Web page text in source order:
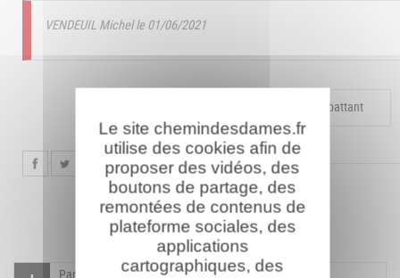
VENDEUIL Michel le 01/06/2021
Compléter la fiche pour ce combattant
Participer à l'indexation du Mémorial virtuel
Le site chemindesdames.fr
utilise des cookies afin de
proposer des vidéos, des
boutons de partage, des
remontées de contenus de
plateforme sociales, des
applications
cartographiques, des